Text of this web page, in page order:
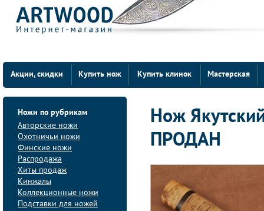
Акции, скидки Купить нож Купить клинок Мастерская
Ножи по рубрикам
Авторские ножи
Охотничьи ножи
Финские ножи
Распродажа
Хиты продаж
Кинжалы
Коллекционные ножи
Подставки для ножей
Нож
ПРОДАН